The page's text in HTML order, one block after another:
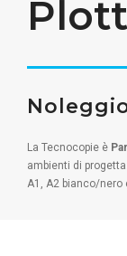
La Tecnocopie è
ambienti di
A1, A2 bianco/nero